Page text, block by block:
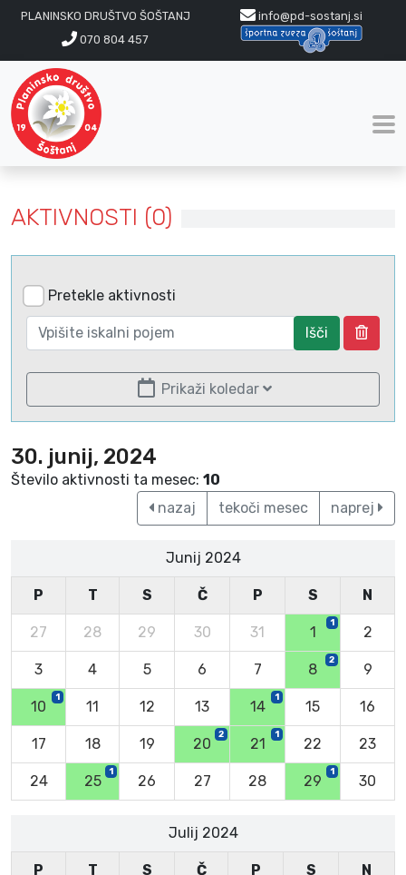
PLANINSKO DRUŠTVO ŠOŠTANJ
info@pd-sostanj.si
070 804 457
AKTIVNOSTI (0)
Pretekle aktivnosti
Išči
Prikaži koledar
30. junij, 2024
Število aktivnosti ta mesec: 10
nazaj
tekoči mesec naprej
Junij 2024
P T S Č P S N
27 28 29 30 31 1
1
2
3 4 5 6 7 8
2
9
10
1
11 12 13 14
1
15 16
17 18 19 20
2
21
1
22 23
24 25
1
26 27 28 29
1
30
Julij 2024
P T S Č P S N